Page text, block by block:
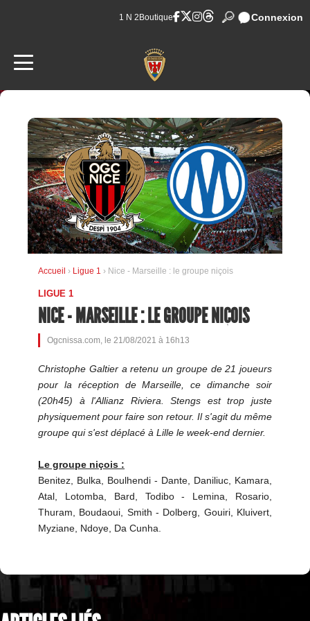
1 N 2 Boutique Connexion
Accueil › Ligue 1 › Nice - Marseille : le groupe niçois
LIGUE 1
NICE - MARSEILLE : LE GROUPE NIÇOIS
Ogcnissa.com, le 21/08/2021 à 16h13
Christophe Galtier a retenu un groupe de 21 joueurs
pour la réception de Marseille, ce dimanche soir
(20h45) à l'Allianz Riviera. Stengs est trop juste
physiquement pour faire son retour. Il s'agit du même
groupe qui s'est déplacé à Lille le week-end dernier.
Le groupe niçois :
Benitez, Bulka, Boulhendi - Dante, Daniliuc, Kamara,
Atal, Lotomba, Bard, Todibo - Lemina, Rosario,
Thuram, Boudaoui, Smith - Dolberg, Gouiri, Kluivert,
Myziane, Ndoye, Da Cunha.